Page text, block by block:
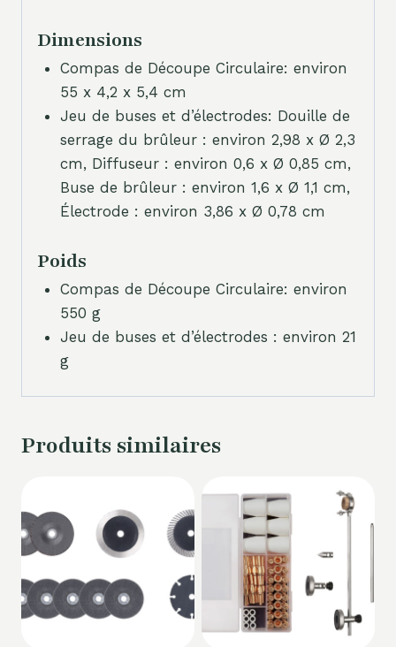
Dimensions
Compas de Découpe Circulaire: environ
55 x 4,2 x 5,4 cm
Jeu de buses et d’électrodes: Douille de
serrage du brûleur : environ 2,98 x Ø 2,3
cm, Diffuseur : environ 0,6 x Ø 0,85 cm,
Buse de brûleur : environ 1,6 x Ø 1,1 cm,
Électrode : environ 3,86 x Ø 0,78 cm
Poids
Compas de Découpe Circulaire: environ
550 g
Jeu de buses et d’électrodes : environ 21
g
Produits similaires